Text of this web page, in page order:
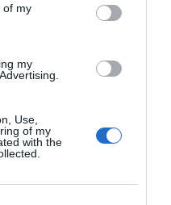
of my
my
Use,
of my
with the